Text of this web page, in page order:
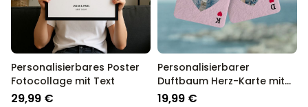
Personalisierbares Poster
Fotocollage mit Text
29,99 €
Personalisierbarer
Duftbaum Herz-Karte mit
Foto
19,99 €